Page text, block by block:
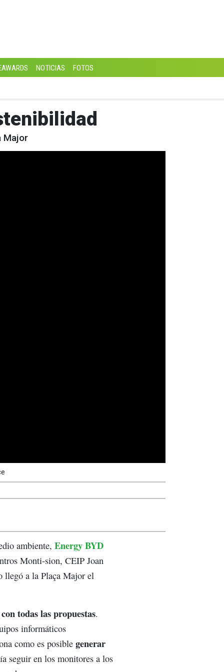
NOTICIAS FOTOS
Major
ambiente, Energy BYD
Monti-sion, CEIP Joan
llegó a la Plaça Major el
todas las propuestas.
informáticos
como es posible generar
seguir en los monitores a los